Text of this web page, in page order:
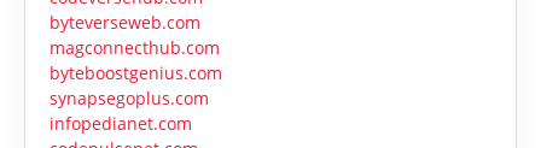
byteverseweb.com
magconnecthub.com
byteboostgenius.com
synapsegoplus.com
infopedianet.com